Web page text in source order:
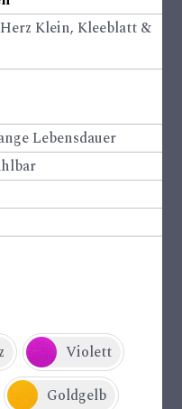
Klein, Kleeblatt &
Lebensdauer
Violett
Goldgelb